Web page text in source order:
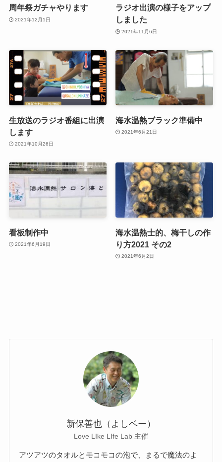
周年祭ガチャやります
2021年12月1日
ラジオ出演の様子をアップ
しました
2021年11月6日
生放送のラジオ番組に出演
します
2021年10月26日
海水温熱ブラック準備中
2021年6月21日
看板制作中
2021年6月19日
海水温熱士的、梅干しの作
り方2021 その2
2021年6月2日
新保善也（よしベー）
Love LIke LIfe Lab 主催
アツアツのタオルとモコモコの泡で、まるで魔法のよ